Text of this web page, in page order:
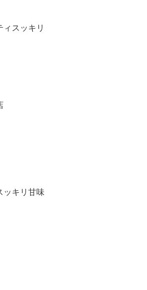
ィ スッキリ
ッキリ 甘味